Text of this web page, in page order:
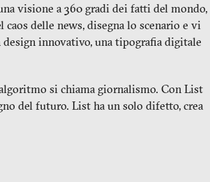
visione a 360 gradi dei fatti del mondo,
delle news, disegna lo scenario e vi
innovativo, una tipografia digitale
si chiama giornalismo. Con List
del futuro. List ha un solo difetto, crea